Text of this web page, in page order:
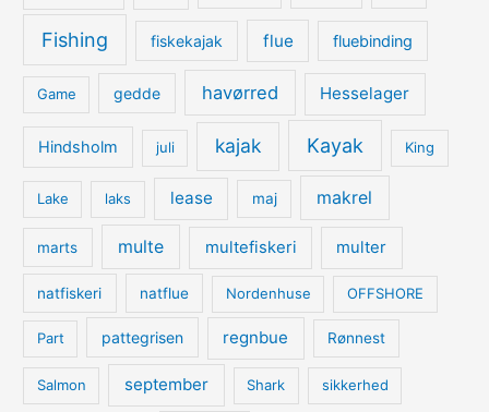
Fishing fiskekajak flue fluebinding
Game gedde havørred Hesselager
Hindsholm juli kajak Kayak King
Lake laks lease maj makrel
marts multe multefiskeri multer
natfiskeri natflue Nordenhuse OFFSHORE
Part pattegrisen regnbue Rønnest
Salmon september Shark sikkerhed